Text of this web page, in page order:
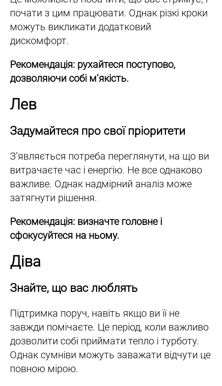
почати з цим працювати. Однак різкі кроки
можуть викликати додатковий
дискомфорт.
Рекомендація: рухайтеся поступово,
дозволяючи собі м’якість.
Лев
Задумайтеся про свої пріоритети
З’являється потреба переглянути, на що ви
витрачаєте час і енергію. Не все однаково
важливе. Однак надмірний аналіз може
затягнути рішення.
Рекомендація: визначте головне і
сфокусуйтеся на ньому.
Діва
Знайте, що вас люблять
Підтримка поруч, навіть якщо ви її не
завжди помічаєте. Це період, коли важливо
дозволити собі приймати тепло і турботу.
Однак сумніви можуть заважати відчути це
повною мірою.